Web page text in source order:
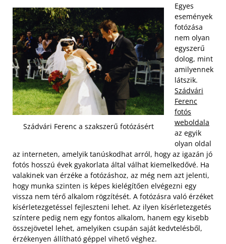
Szádvári Ferenc a szakszerű fotózásért
Egyes
események
fotózása
nem olyan
egyszerű
dolog, mint
amilyennek
látszik.
Szádvári
Ferenc
fotós
weboldala
az egyik
olyan oldal
az interneten, amelyik tanúskodhat arról, hogy az igazán jó
fotós hosszú évek gyakorlata által válhat kiemelkedővé. Ha
valakinek van érzéke a fotózáshoz, az még nem azt jelenti,
hogy munka szinten is képes kielégítően elvégezni egy
vissza nem térő alkalom rögzítését. A fotózásra való érzéket
kísérletezgetéssel fejleszteni lehet. Az ilyen kísérletezgetés
színtere pedig nem egy fontos alkalom, hanem egy kisebb
összejövetel lehet, amelyiken csupán saját kedvtelésből,
érzékenyen állítható géppel vihető véghez.